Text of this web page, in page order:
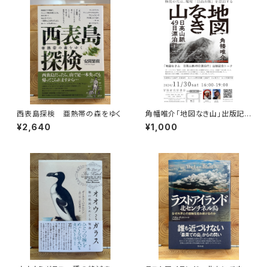
西表島探検 亜熱帯の森をゆく
¥2,640
角幡唯介「地図なき山」出版記念
トークイベント録画視聴権
¥1,000